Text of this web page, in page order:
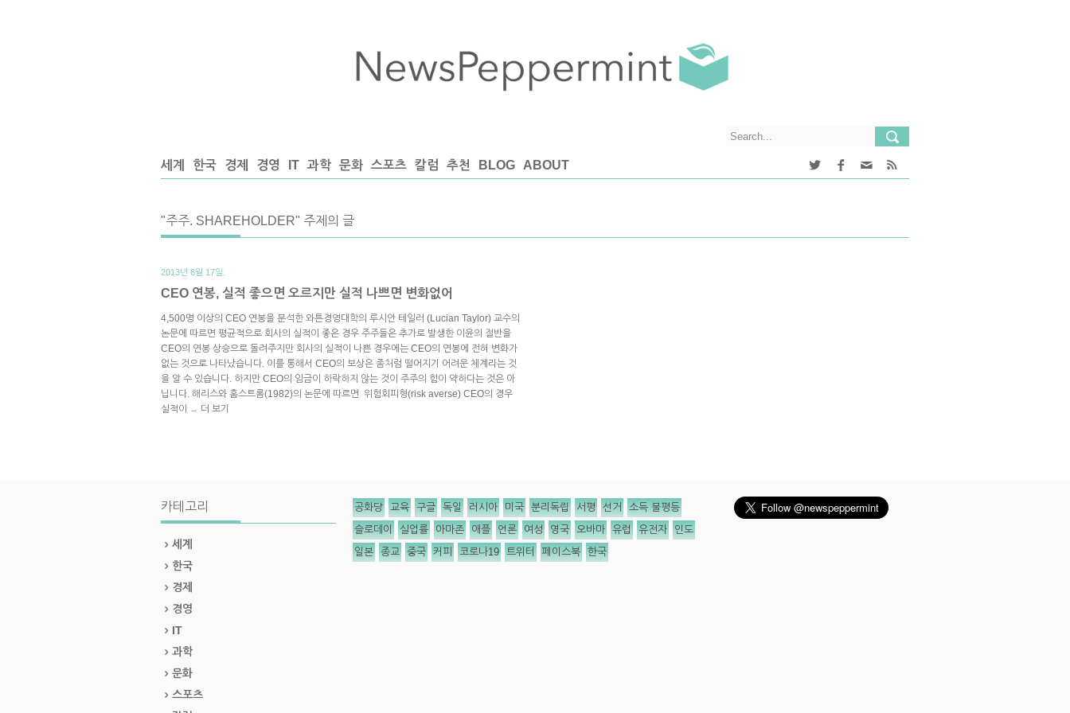
세계 한국 경제 경영 IT 과학 문화 스포츠 칼럼 추천 BLOG ABOUT
"주주. SHAREHOLDER" 주제의 글
2013년 6월 17일.
CEO 연봉, 실적 좋으면 오르지만 실적 나쁘면 변화없어
4,500명 이상의 CEO 연봉을 분석한 와튼경영대학의 루시안 테일러 (Lucian Taylor) 교수의
논문에 따르면 평균적으로 회사의 실적이 좋은 경우 주주들은 추가로 발생한 이윤의 절반을
CEO의 연봉 상승으로 돌려주지만 회사의 실적이 나쁜 경우에는 CEO의 연봉에 전혀 변화가
없는 것으로 나타났습니다. 이를 통해서 CEO의 보상은 좀처럼 떨어지기 어려운 체계라는 것
을 알 수 있습니다. 하지만 CEO의 임금이 하락하지 않는 것이 주주의 힘이 약하다는 것은 아
닙니다. 해리스와 홈스트롬(1982)의 논문에 따르면 위험회피형(risk averse) CEO의 경우
실적이
→ 더 보기
카테고리
세계
한국
경제
경영
IT
과학
문화
스포츠
공화당 교육 구글 독일 러시아 미국 분리독립 서평 선거 소득 불평등
슬로데이 실업률 아마존 애플 언론 여성 영국 오바마 유럽 유전자 인도
일본 종교 중국 커피 코로나19 트위터 페이스북 한국